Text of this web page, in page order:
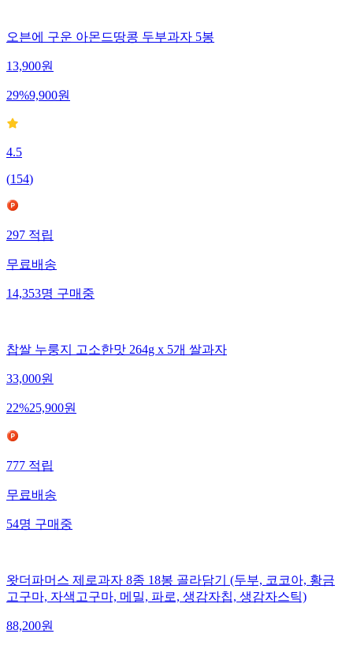
오븐에 구운 아몬드땅콩 두부과자 5봉
13,900원
29%9,900원
4.5
(154)
297적립
무료배송
14,353명구매중
왓더파머스 제로과자 8종 18봉 골라담기 (두부, 코코아, 황금